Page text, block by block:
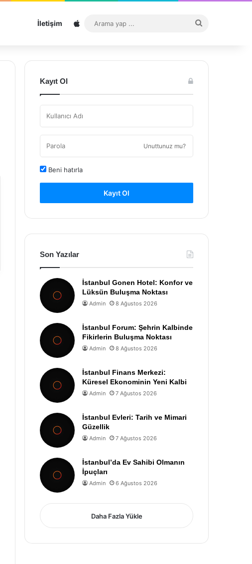
İletişim Sitemap
...
Kayıt Ol
Unuttunuz mu?
Beni hatırla
Kayıt Ol
Son Yazılar
İstanbul Gonen Hotel: Konfor ve
Lüksün Buluşma Noktası
Admin 8 Ağustos 2026
İstanbul Forum: Şehrin Kalbinde
Fikirlerin Buluşma Noktası
Admin 8 Ağustos 2026
İstanbul Finans Merkezi:
Küresel Ekonominin Yeni Kalbi
Admin 7 Ağustos 2026
İstanbul Evleri: Tarih ve Mimari
Güzellik
Admin 7 Ağustos 2026
İstanbul’da Ev Sahibi Olmanın
İpuçları
Admin 6 Ağustos 2026
Daha Fazla Yükle